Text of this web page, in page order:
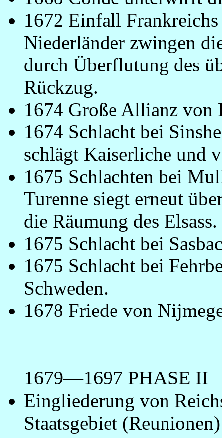
1672 Einfall
Niederländer zwingen
durch Überflutung des
Rückzug.
1674 Große Allianz von
1674 Schlacht bei
schlägt Kaiserliche und
1675 Schlachten bei
Turenne siegt erneut
die Räumung des Elsass.
1675 Schlacht bei
1675 Schlacht bei
Schweden.
1678 Friede von
1679—1697 PHASE II
Eingliederung von
Staatsgebiet